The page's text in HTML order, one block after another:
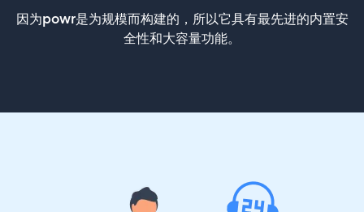
因为powr是为规模而构建的，所以它具有最先进的内置安
全性和大容量功能。